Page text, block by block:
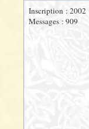
Inscription : 2002
Messages : 909